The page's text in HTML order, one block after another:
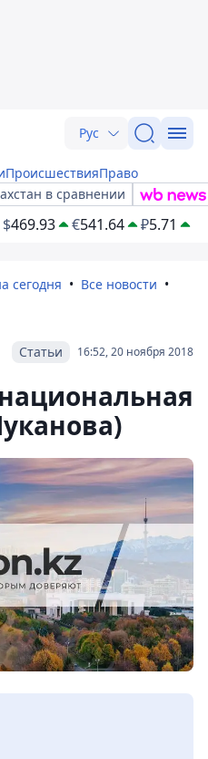
Рус
ПроисшествияПраво
в сравнении
$469.93 €541.64 ₽5.71
сегодня
Все новости
16:52, 20 ноября 2018
Статьи